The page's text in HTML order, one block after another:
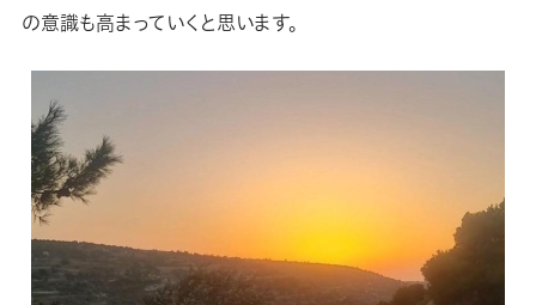
の意識も高まっていくと思います。